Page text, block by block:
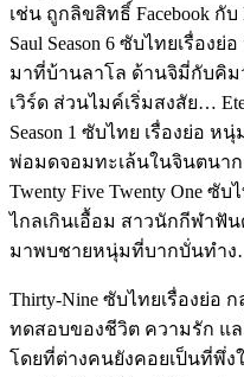
เช่น ถูกลิขสิทธิ์ Facebook กั
Saul Season 6 ซับไทยเรื่อ
มาที่บ้านลาโล ด้านจิมี่กับคิม
เวิร์ด ส่วนไมค์เริ่มสงสัย…
Season 1 ซับไทย เรื่องย่อ ห
พ่อมดจอมทะเล้นในจินตน
Twenty Five Twenty One​ ซั
ไกลเกินเอื้อม สาวนักกีฬาฟั
มาพบชายหนุ่มที่บากบั่นทำ
Thirty-Nine ซับไทยเรื่องย่อ
ทดสอบของชีวิต ความรัก แล
โดยที่ต่างคนยังคอยเป็นที่พึ่ง